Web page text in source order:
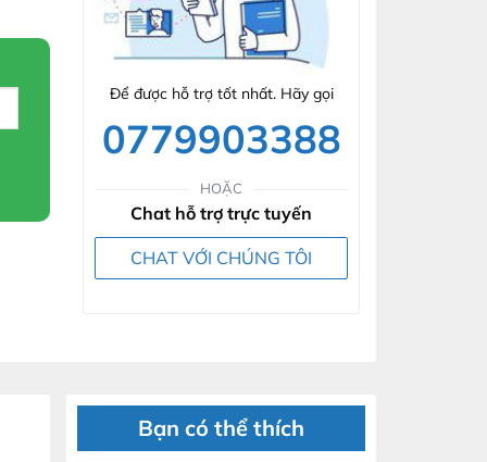
Để được hỗ trợ tốt nhất. Hãy gọi
0779903388
HOẶC
Chat hỗ trợ trực tuyến
CHAT VỚI CHÚNG TÔI
Bạn có thể thích